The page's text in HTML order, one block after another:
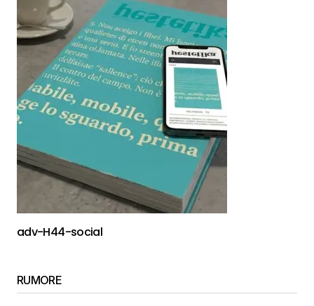
adv-H44-social
RUMORE